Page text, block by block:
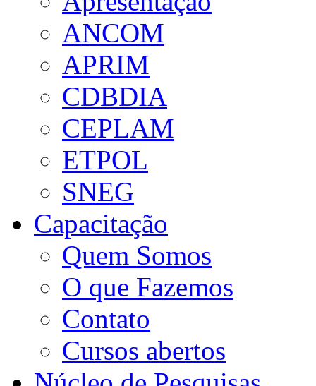
ANCOM
APRIM
CDBDIA
CEPLAM
ETPOL
SNEG
Capacitação
Quem Somos
O que Fazemos
Contato
Cursos abertos